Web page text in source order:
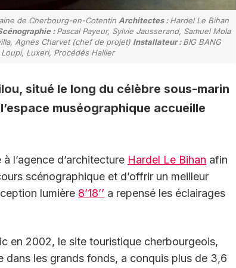
de Cherbourg-en-Cotentin Architectes :Hardel Le Bihan
:Pascal Payeur, Sylvie Jausserand, Samuel Mola
Agnès Charvet (chef de projet) Installateur :BIG BANG
Luxeri, Procédés Hallier
situé le long du célèbre sous-marin
muséographique accueille
l’agence d’architecture Hardel Le Bihan afin
scénographique et d’offrir un meilleur
lumière 8’18’’ a repensé les éclairages
en 2002, le site touristique cherbourgeois,
dans les grands fonds, a conquis plus de 3,6